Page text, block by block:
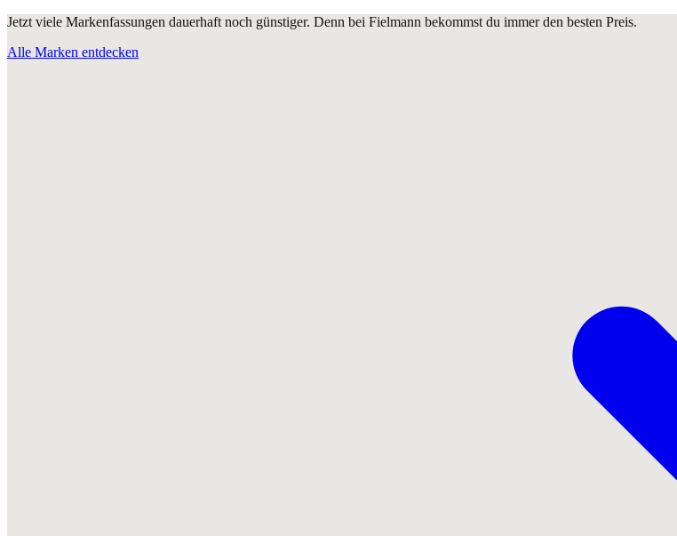
Jetzt viele Markenfassungen dauerhaft noch günstiger. Denn bei Fielmann bekommst du immer den besten Preis.
Alle Marken entdecken